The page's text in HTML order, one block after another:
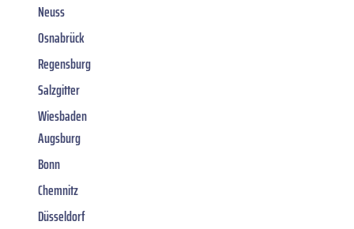
Neuss
Osnabrück
Regensburg
Salzgitter
Wiesbaden
Augsburg
Bonn
Chemnitz
Düsseldorf